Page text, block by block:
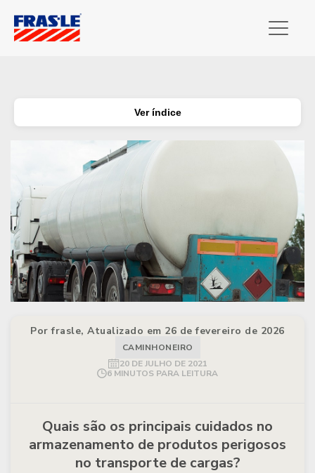
Ver índice
Por frasle, Atualizado em 26 de fevereiro de 2026
CAMINHONEIRO
20 DE JULHO DE 2021
6 MINUTOS PARA LEITURA
Quais são os principais cuidados no
armazenamento de produtos perigosos
no transporte de cargas?